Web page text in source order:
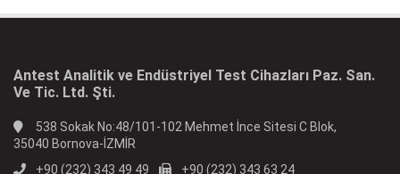
Antest Analitik ve Endüstriyel Test Cihazları Paz. San.
Ve Tic. Ltd. Şti.
538 Sokak No:48/101-102 Mehmet İnce Sitesi C Blok,
35040 Bornova-İZMİR
+90 (232) 343 49 49
+90 (232) 343 63 24